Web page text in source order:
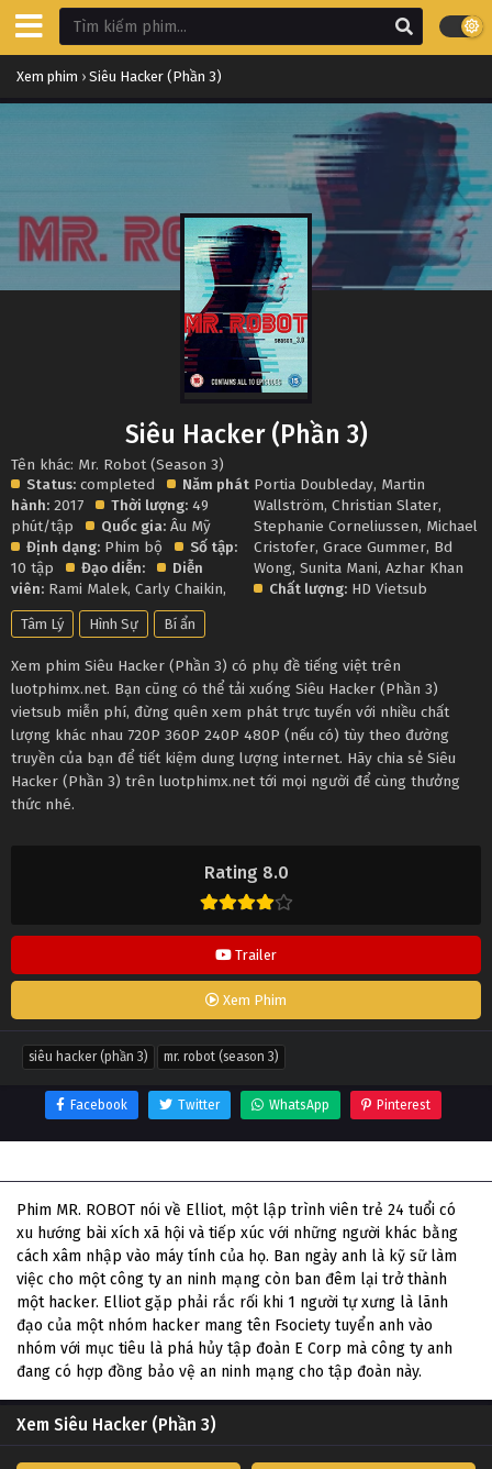
Xem phim › Siêu Hacker (Phần 3)
Rating 8.0
Trailer
Xem Phim
Siêu Hacker (Phần 3)
Tên khác: Mr. Robot (Season 3)
Status: completed
Năm phát
hành: 2017 Thời lượng: 49
phút/tập
Quốc gia: Âu Mỹ
Định dạng: Phim bộ
Số tập:
10 tập
Đạo diễn:
Diễn
viên: Rami Malek, Carly Chaikin,
Portia Doubleday, Martin
Wallström,Christian Slater,
Stephanie Corneliussen, Michael
Cristofer,Grace Gummer, Bd
Wong,Sunita Mani,Azhar Khan
Chất lượng: HD Vietsub
Tâm Lý Hình Sự Bí ẩn
Xem phim Siêu Hacker (Phần 3) có phụ đề tiếng việt trên
luotphimx.net. Bạn cũng có thể tải xuống Siêu Hacker (Phần 3)
vietsub miễn phí, đừng quên xem phát trực tuyến với nhiều chất
lượng khác nhau 720P 360P 240P 480P (nếu có) tùy theo đường
truyền của bạn để tiết kiệm dung lượng internet. Hãy chia sẻ Siêu
Hacker (Phần 3) trên luotphimx.net tới mọi người để cùng thưởng
thức nhé.
siêu hacker (phần 3) mr. robot (season 3)
Facebook Twitter WhatsApp Pinterest
Phim MR. ROBOT nói về Elliot, một lập trình viên trẻ 24 tuổi có
xu hướng bài xích xã hội và tiếp xúc với những người khác bằng
cách xâm nhập vào máy tính của họ. Ban ngày anh là kỹ sữ làm
việc cho một công ty an ninh mạng còn ban đêm lại trở thành
một hacker. Elliot gặp phải rắc rối khi 1 người tự xưng là lãnh
đạo của một nhóm hacker mang tên Fsociety tuyển anh vào
nhóm với mục tiêu là phá hủy tập đoàn E Corp mà công ty anh
đang có hợp đồng bảo vệ an ninh mạng cho tập đoàn này.
Xem Siêu Hacker (Phần 3)